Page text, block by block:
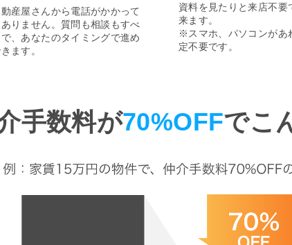
産屋さんから電話がかかって
りません。質問も相談もすべ
、あなたのタイミングで進め
ます。
資料を見たりと来店不要
来ます。
※スマホ、パソコンがあ
定不要です。
手数料が70%OFFでこ